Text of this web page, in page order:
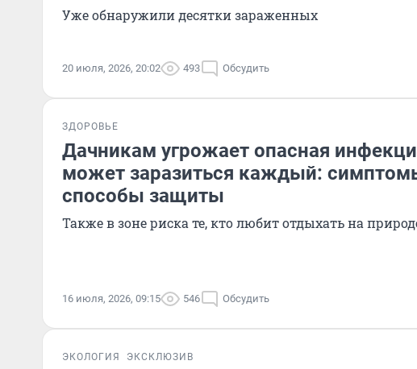
Уже обнаружили десятки зараженных
20 июля, 2026, 20:02 493 Обсудить
ЗДОРОВЬЕ
Дачникам угрожает опасная
может заразиться каждый:
способы защиты
Также в зоне риска те, кто любит отдыхать на
16 июля, 2026, 09:15 546 Обсудить
ЭКОЛОГИЯ ЭКСКЛЮЗИВ